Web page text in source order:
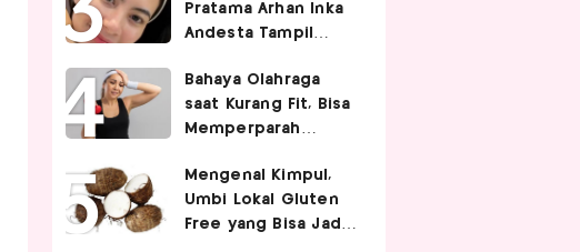
Pratama Arhan Inka
Andesta Tampil
Pakai Bando Rp10
Juta
Bahaya Olahraga
saat Kurang Fit, Bisa
Memperparah
Mengenal Kimpul,
Umbi Lokal Gluten
Free yang Bisa Jadi